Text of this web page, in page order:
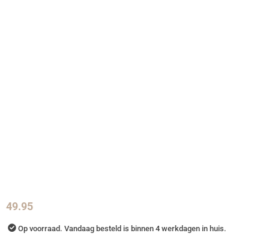
49.95
Op voorraad. Vandaag besteld is binnen 4 werkdagen in huis.